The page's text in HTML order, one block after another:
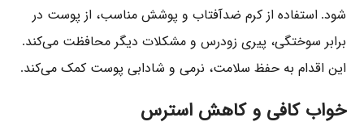
شود. استفاده از کرم ضدآفتاب و پوشش مناسب، از پوست در
برابر سوختگی، پیری زودرس و مشکلات دیگر محافظت می‌کند.
این اقدام به حفظ سلامت، نرمی و شادابی پوست کمک می‌کند.
خواب کافی و کاهش استرس